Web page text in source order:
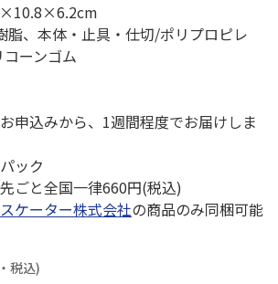
、本体・止具・仕切/ポリプロピレ
ーンゴム
申込みから、1週間程度でお届けしま
ック
ごと全国一律660円(税込)
スケーター株式会社の商品のみ同梱可能
税込)